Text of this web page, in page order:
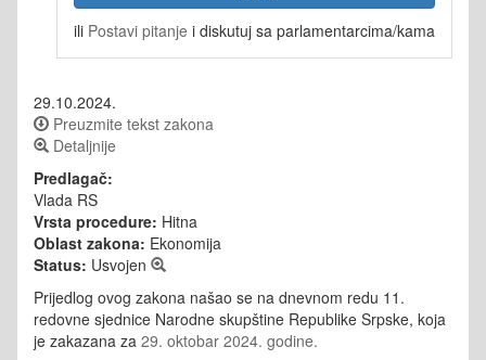
ili Postavi pitanje i diskutuj sa parlamentarcima/kama
29.10.2024.
Preuzmite tekst zakona
Detaljnije
Predlagač:
Vlada RS
Vrsta procedure: Hitna
Oblast zakona: Ekonomija
Status: Usvojen
Prijedlog ovog zakona našao se na dnevnom redu 11.
redovne sjednice Narodne skupštine Republike Srpske, koja
je zakazana za 29. oktobar 2024. godine.